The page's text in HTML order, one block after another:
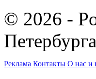
© 2026 -
Реклама Контакты О нас и